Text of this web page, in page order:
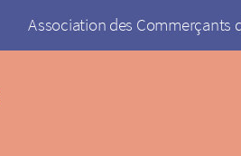
Association des Commerçants